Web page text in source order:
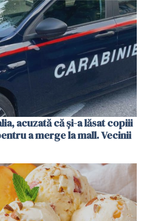
acuzată că și-a lăsat copiii
a merge la mall. Vecinii